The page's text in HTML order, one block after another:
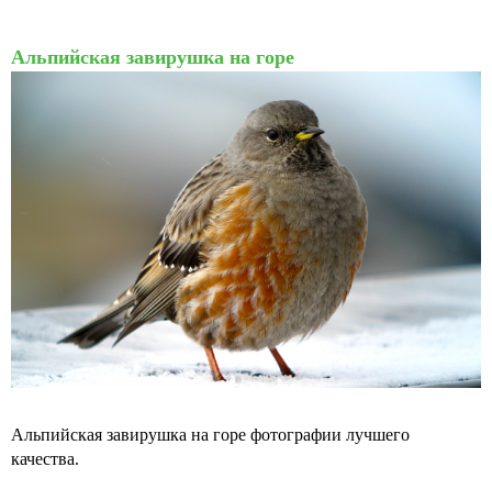
Альпийская завирушка на горе
Альпийская завирушка на горе фотографии лучшего
качества.